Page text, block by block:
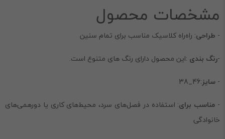
مشخصات محصول
- طراحی: راه‌راه کلاسیک مناسب برای تمام سنین
-رنگ بندی :این محصول دارای رنگ های متنوع است.
- سایز:46_38
- مناسب برای: استفاده در فصل‌های سرد، محیط‌های کاری یا دورهمی‌های
خانوادگی